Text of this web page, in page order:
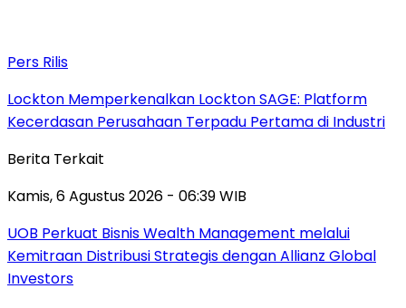
Pers Rilis
Lockton Memperkenalkan Lockton SAGE: Platform
Kecerdasan Perusahaan Terpadu Pertama di Industri
Berita Terkait
Kamis, 6 Agustus 2026 - 06:39 WIB
UOB Perkuat Bisnis Wealth Management melalui
Kemitraan Distribusi Strategis dengan Allianz Global
Investors